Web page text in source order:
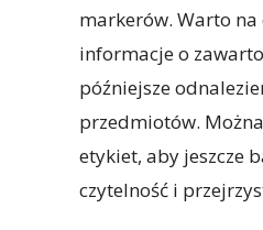
markerów. Warto
informacje o
późniejsze
przedmiotów.
etykiet, aby jeszcze
czytelność i